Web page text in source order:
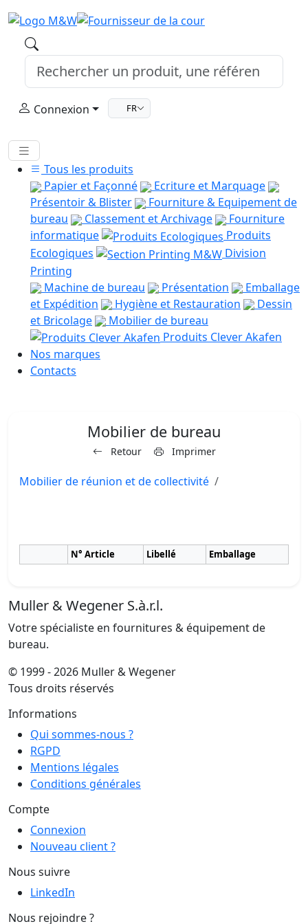
Connexion FR
Tous les produits
Papier et Façonné
Ecriture et Marquage
Présentoir & Blister
Fourniture & Equipement de
bureau
Classement et Archivage
Fourniture
informatique
Produits
Ecologiques
Division
Printing
Machine de bureau
Présentation
Emballage
et Expédition
Hygiène et Restauration
Dessin
et Bricolage
Mobilier de bureau
Produits Clever Akafen
Nos marques
Contacts
Mobilier de bureau
Retour Imprimer
Mobilier de réunion et de collectivité
N° Article Libellé Emballage
Muller & Wegener S.à.r.l.
Votre spécialiste en fournitures & équipement de
bureau.
© 1999 - 2026 Muller & Wegener
Tous droits réservés
Informations
Qui sommes-nous ?
RGPD
Mentions légales
Conditions générales
Compte
Connexion
Nouveau client ?
Nous suivre
LinkedIn
Nous rejoindre ?